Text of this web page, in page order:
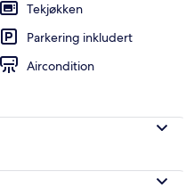
Tekjøkken
Parkering inkludert
Aircondition